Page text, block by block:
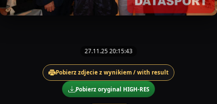
27.11.25 20:15:43
Pobierz zdjecie z wynikiem / with result
Pobierz oryginal HIGH-RES